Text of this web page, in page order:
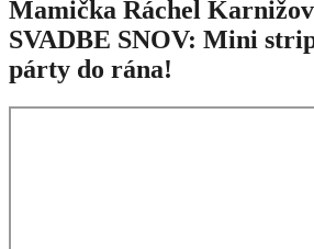
Mamička Ráchel
SVADBE SNOV: Mini
párty do rána!